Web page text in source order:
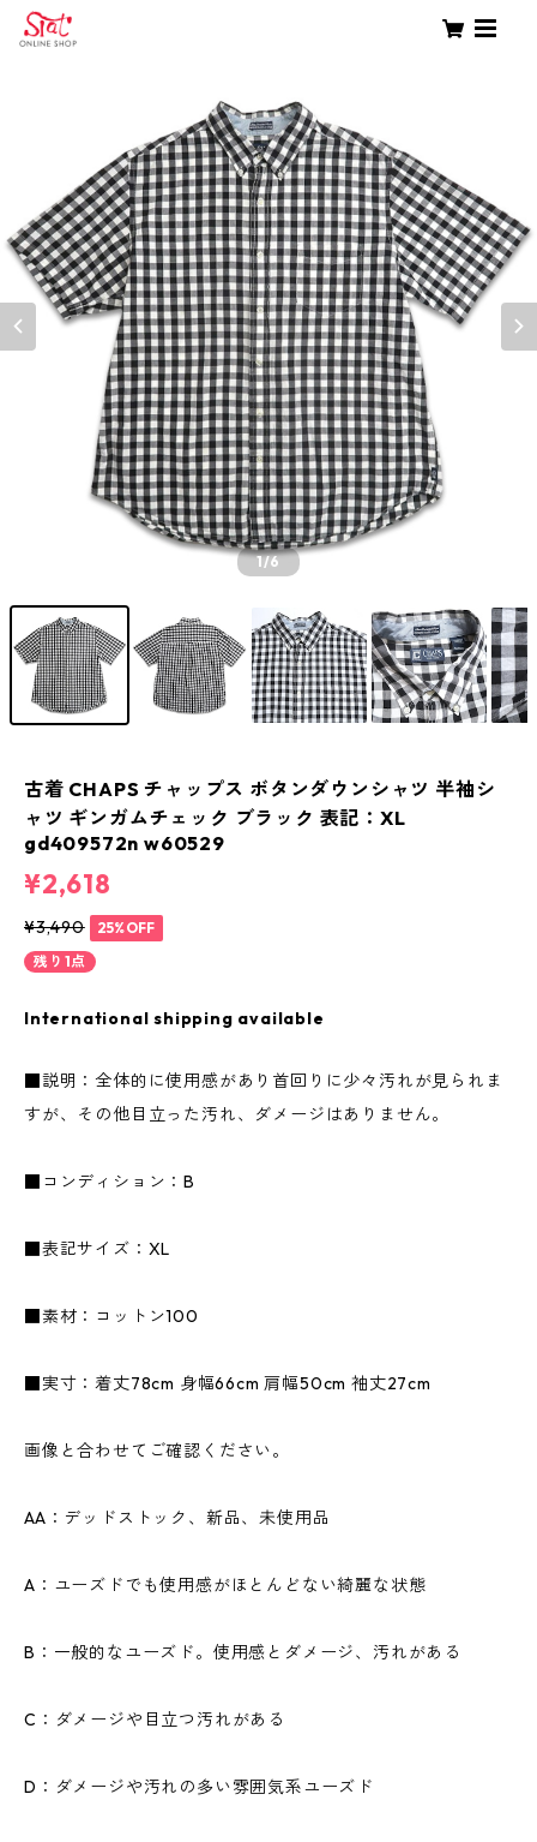
1/6
古着 CHAPS チャップス ボタンダウンシャツ 半袖シ
ャツ ギンガムチェック ブラック 表記：XL
gd409572n w60529
¥2,618
¥3,490
25%OFF
残り1点
International shipping available
■説明：全体的に使用感があり首回りに少々汚れが見られま
すが、その他目立った汚れ、ダメージはありません。
■コンディション：B
■表記サイズ：XL
■素材：コットン100
■実寸：着丈78cm 身幅66cm 肩幅50cm 袖丈27cm
画像と合わせてご確認ください。
AA：デッドストック、新品、未使用品
A：ユーズドでも使用感がほとんどない綺麗な状態
B：一般的なユーズド。使用感とダメージ、汚れがある
C：ダメージや目立つ汚れがある
D：ダメージや汚れの多い雰囲気系ユーズド